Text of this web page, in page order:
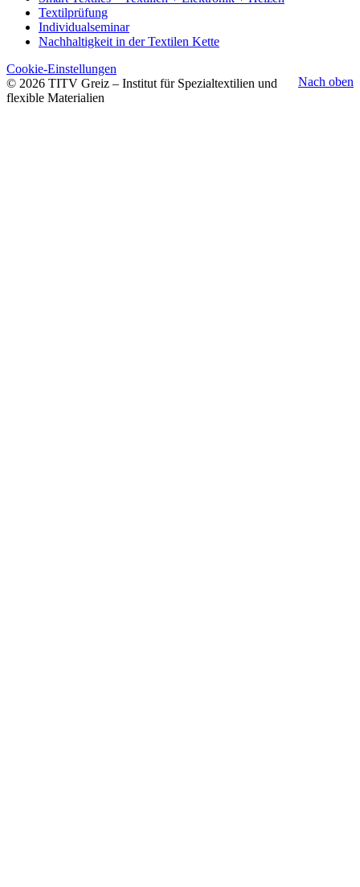
Textilprüfung
Individualseminar
Nachhaltigkeit in der Textilen Kette
Nach oben
Cookie-Einstellungen
© 2026 TITV Greiz – Institut für Spezialtextilien und
flexible Materialien